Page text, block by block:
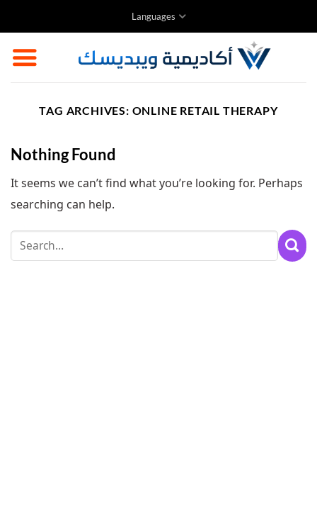
to
content
Languages
TAG ARCHIVES: ONLINE RETAIL THERAPY
Nothing Found
It seems we can’t find what you’re looking for. Perhaps
searching can help.